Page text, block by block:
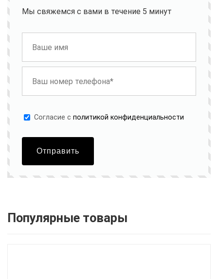
Мы свяжемся с вами в течение 5 минут
Cогласие сполитикой конфиденциальности
Отправить
Популярные товары